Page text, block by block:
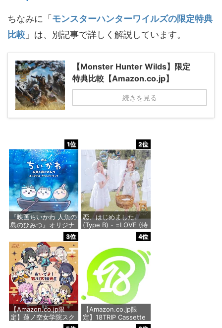
ちなみに「 モンスターハンターワイルズの限定特典
比較 」は、別記事で詳しく解説しています。
【Monster Hunter Wilds】限定
特典比較【Amazon.co.jp】
続きを見る
1位
『映画ちいかわ 人魚の
島のひみつ』オリジナ
ル・サウンドトラック
価格：¥3,300
2位
恋、はじめました。
(Type B) - =LOVE (特
価格：¥1,818
3位
【Amazon.co.jp限
定】蓮ノ空女学院スク
ールアイドルクラブ
4位
【Amazon.co.jp限
定】18TRIP Cassette